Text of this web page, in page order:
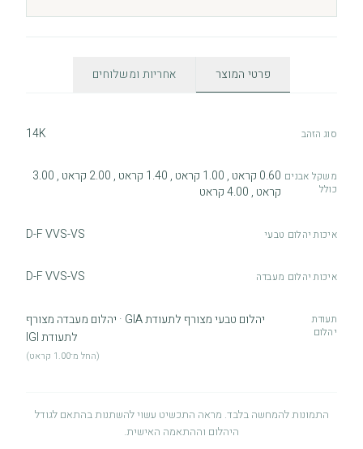
פרטי המוצר אחריות ומשלוחים
סוג הזהב 14K
משקל אבנים
כולל
0.60 קראט , 1.00 קראט , 1.40 קראט , 2.00 קראט , 3.00
קראט , 4.00 קראט
איכות יהלום טבעי D-F VVS-VS
איכות יהלום מעבדה D-F VVS-VS
תעודת
יהלום
יהלום טבעי מצורף לתעודת GIA · יהלום מעבדה מצורף
לתעודת IGI
(החל מ־1.00 קראט)
התמונות להמחשה בלבד. מראה התכשיט עשוי להשתנות בהתאם לגודל
היהלום וההתאמה האישית.